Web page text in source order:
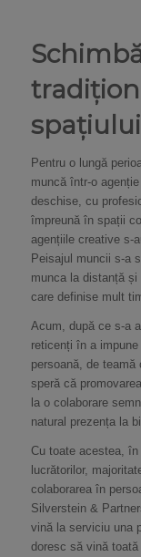
Pentru o lungă
muncă într-o
deschise, cu
împreună în spații
agențiile creative s-
Peisajul muncii s-a
munca la distanță
care definise mult
Acum, după ce s-a
reticenți în a
persoană, de
speră că
la o colaborare
natural prezența la
Cu toate acestea,
lucrătorilor,
colaborarea în
Silverstein &
vină la serviciu una
doresc să vină